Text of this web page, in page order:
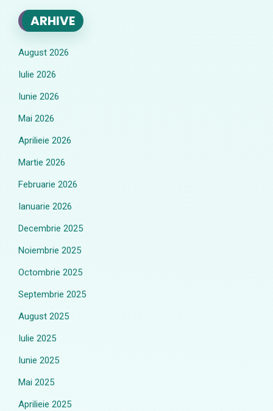
ARHIVE
August 2026
Iulie 2026
Iunie 2026
Mai 2026
Aprilieie 2026
Martie 2026
Februarie 2026
Ianuarie 2026
Decembrie 2025
Noiembrie 2025
Octombrie 2025
Septembrie 2025
August 2025
Iulie 2025
Iunie 2025
Mai 2025
Aprilieie 2025